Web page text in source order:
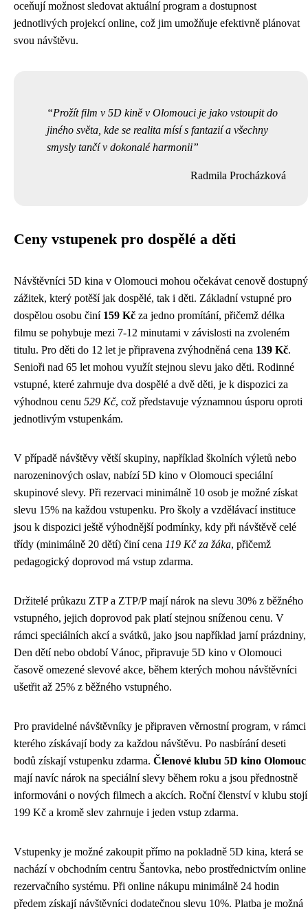
oceňují možnost sledovat aktuální program a dostupnost
jednotlivých projekcí online, což jim umožňuje efektivně plánovat
svou návštěvu.
Prožít film v 5D kině v Olomouci je jako vstoupit do
jiného světa, kde se realita mísí s fantazií a všechny
smysly tančí v dokonalé harmonii
Radmila Procházková
Ceny vstupenek pro dospělé a děti
Návštěvníci 5D kina v Olomouci mohou očekávat cenově dostupný
zážitek, který potěší jak dospělé, tak i děti. Základní vstupné pro
dospělou osobu činí 159 Kč za jedno promítání, přičemž délka
filmu se pohybuje mezi 7-12 minutami v závislosti na zvoleném
titulu. Pro děti do 12 let je připravena zvýhodněná cena 139 Kč.
Senioři nad 65 let mohou využít stejnou slevu jako děti. Rodinné
vstupné, které zahrnuje dva dospělé a dvě děti, je k dispozici za
výhodnou cenu 529 Kč, což představuje významnou úsporu oproti
jednotlivým vstupenkám.
V případě návštěvy větší skupiny, například školních výletů nebo
narozeninových oslav, nabízí 5D kino v Olomouci speciální
skupinové slevy. Při rezervaci minimálně 10 osob je možné získat
slevu 15% na každou vstupenku. Pro školy a vzdělávací instituce
jsou k dispozici ještě výhodnější podmínky, kdy při návštěvě celé
třídy (minimálně 20 dětí) činí cena 119 Kč za žáka, přičemž
pedagogický doprovod má vstup zdarma.
Držitelé průkazu ZTP a ZTP/P mají nárok na slevu 30% z běžného
vstupného, jejich doprovod pak platí stejnou sníženou cenu. V
rámci speciálních akcí a svátků, jako jsou například jarní prázdniny,
Den dětí nebo období Vánoc, připravuje 5D kino v Olomouci
časově omezené slevové akce, během kterých mohou návštěvníci
ušetřit až 25% z běžného vstupného.
Pro pravidelné návštěvníky je připraven věrnostní program, v rámci
kterého získávají body za každou návštěvu. Po nasbírání deseti
bodů získají vstupenku zdarma. Členové klubu 5D kino Olomouc
mají navíc nárok na speciální slevy během roku a jsou přednostně
informováni o nových filmech a akcích. Roční členství v klubu stojí
199 Kč a kromě slev zahrnuje i jeden vstup zdarma.
Vstupenky je možné zakoupit přímo na pokladně 5D kina, která se
nachází v obchodním centru Šantovka, nebo prostřednictvím online
rezervačního systému. Při online nákupu minimálně 24 hodin
předem získají návštěvníci dodatečnou slevu 10%. Platba je možná